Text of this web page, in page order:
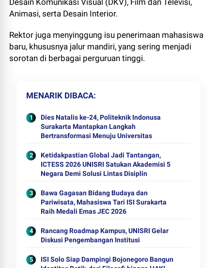
Desain Komunikasi Visual (DKV), Film dan Televisi,
Animasi, serta Desain Interior.
Rektor juga menyinggung isu penerimaan mahasiswa
baru, khususnya jalur mandiri, yang sering menjadi
sorotan di berbagai perguruan tinggi.
MENARIK DIBACA
Dies Natalis ke-24, Politeknik Indonusa
Surakarta Mantapkan Langkah
Bertransformasi Menuju Universitas
Ketidakpastian Global Jadi Tantangan,
ICTESS 2026 UNISRI Satukan Akademisi 5
Negara Demi Solusi Lintas Disiplin
Bawa Gagasan Bidang Budaya dan
Pariwisata, Mahasiswa Tari ISI Surakarta
Raih Medali Emas JEC 2026
Rancang Roadmap Kampus, UNISRI Gelar
Diskusi Pengembangan Institusi
ISI Solo Siap Dampingi Bojonegoro Bangun